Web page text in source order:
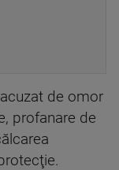
de omor
profanare de